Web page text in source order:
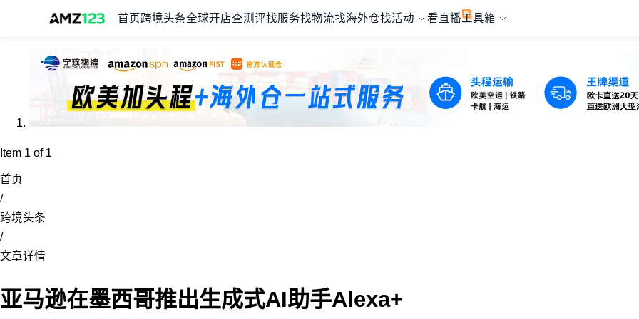
首页 跨境头条全球开店查测评找服务找物流找海外仓找活动 看直播工具箱
Item 1 of 1
首页
/
跨境头条
/
文章详情
亚马逊在墨西哥推出生成式AI助手Alexa+